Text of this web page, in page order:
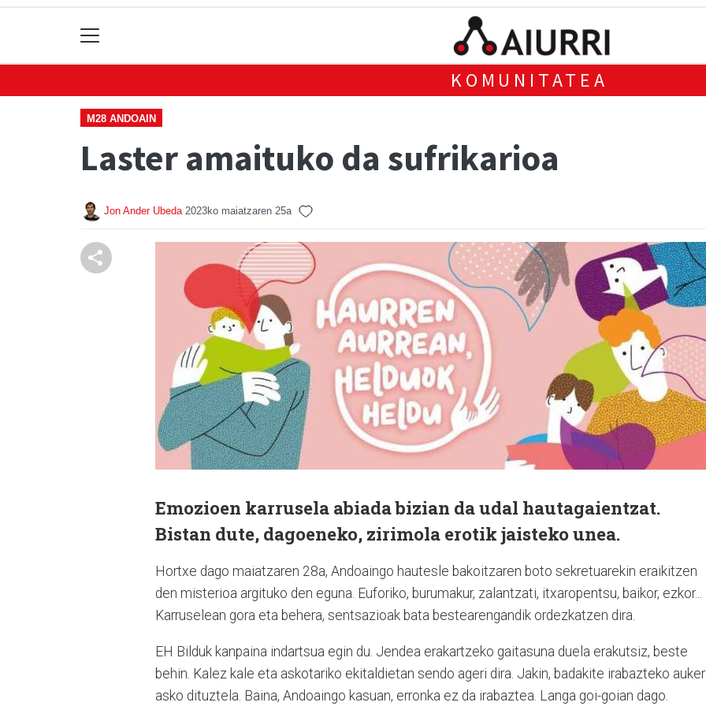
KOMUNITATEA
M28 ANDOAIN
Laster amaituko da sufrikarioa
Jon Ander Ubeda 2023ko maiatzaren 25a
Emozioen karrusela abiada bizian da udal hautagaientzat.
Bistan dute, dagoeneko, zirimola erotik jaisteko unea.
Hortxe dago maiatzaren 28a, Andoaingo hautesle bakoitzaren boto sekretuarekin eraikitzen
den misterioa argituko den eguna. Euforiko, burumakur, zalantzati, itxaropentsu, baikor, ezkor...
Karruselean gora eta behera, sentsazioak bata bestearengandik ordezkatzen dira.
EH Bilduk kanpaina indartsua egin du. Jendea erakartzeko gaitasuna duela erakutsiz, beste
behin. Kalez kale eta askotariko ekitaldietan sendo ageri dira. Jakin, badakite irabazteko
asko dituztela. Baina, Andoaingo kasuan, erronka ez da irabaztea. Langa goi-goian dago.